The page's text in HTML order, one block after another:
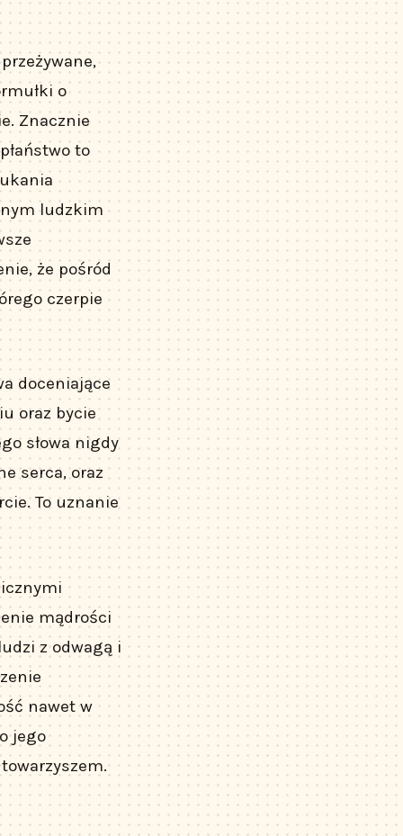
o
Znacznie
to
ludzkim
że pośród
czerpie
doceniające
oraz bycie
słowa nigdy
serca, oraz
To uznanie
mądrości
z odwagą i
nawet w
jego